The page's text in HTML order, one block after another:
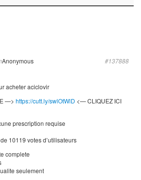
Anonymous
#137888
acheter aciclovir
—> https://cutt.ly/swlOtWlD <— CLIQUEZ ICI
prescription requise
10119 votes d’utilisateurs
complete
seulement